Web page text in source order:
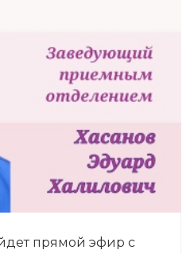
прямой эфир с